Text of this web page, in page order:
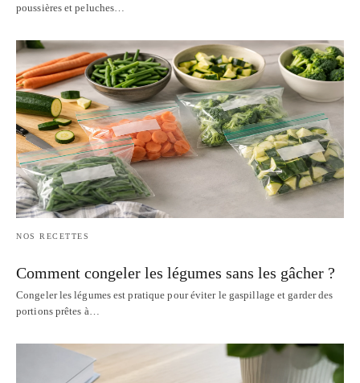
poussières et peluches…
NOS RECETTES
Comment congeler les légumes sans les gâcher ?
Congeler les légumes est pratique pour éviter le gaspillage et garder des
portions prêtes à…